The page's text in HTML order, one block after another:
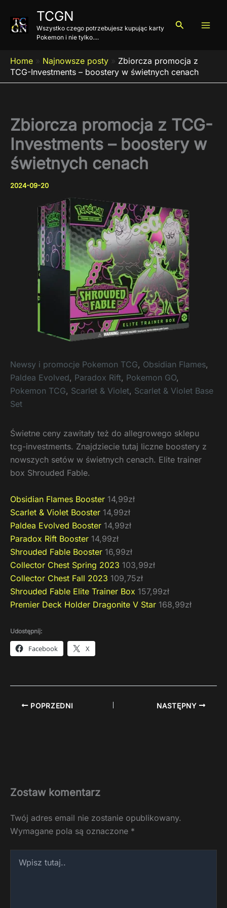
treści
TCGN
Wszystko czego potrzebujesz kupując karty
Pokemon i nie tylko....
Szukaj
Home » Najnowsze posty » Zbiorcza promocja z
TCG-Investments – boostery w świetnych cenach
Zbiorcza promocja z TCG-
Investments – boostery w
świetnych cenach
2024-09-20
Newsy i promocje Pokemon TCG, Obsidian Flames,
Paldea Evolved, Paradox Rift, Pokemon GO,
Pokemon TCG, Scarlet & Violet, Scarlet & Violet Base
Set
Świetne ceny zawitały też do allegrowego sklepu
tcg-investments. Znajdziecie tutaj liczne boostery z
nowszych setów w świetnych cenach. Elite trainer
box Shrouded Fable.
Obsidian Flames Booster 14,99zł
Scarlet & Violet Booster 14,99zł
Paldea Evolved Booster 14,99zł
Paradox Rift Booster 14,99zł
Shrouded Fable Booster 16,99zł
Collector Chest Spring 2023 103,99zł
Collector Chest Fall 2023 109,75zł
Shrouded Fable Elite Trainer Box 157,99zł
Premier Deck Holder Dragonite V Star 168,99zł
Udostępnij:
Facebook X
POPRZEDNI NASTĘPNY
Zostaw komentarz
Twój adres email nie zostanie opublikowany.
Wymagane pola są oznaczone *
tutaj..